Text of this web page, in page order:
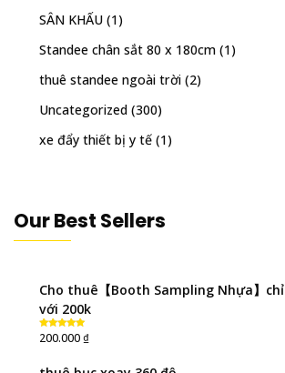
SÂN KHẤU (1)
Standee chân sắt 80 x 180cm (1)
thuê standee ngoài trời (2)
Uncategorized (300)
xe đẩy thiết bị y tế (1)
Our Best Sellers
Cho thuê【Booth Sampling Nhựa】chỉ
với 200k
Rated5.00
out of 5
200.000₫